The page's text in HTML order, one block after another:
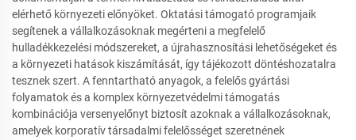
elérhető környezeti előnyöket. Oktatási támogató programjaik
segítenek a vállalkozásoknak megérteni a megfelelő
hulladékkezelési módszereket, a újrahasznosítási lehetőségeket és
a környezeti hatások kiszámítását, így tájékozott döntéshozatalra
tesznek szert. A fenntartható anyagok, a felelős gyártási
folyamatok és a komplex környezetvédelmi támogatás
kombinációja versenyelőnyt biztosít azoknak a vállalkozásoknak,
amelyek korporatív társadalmi felelősséget szeretnének